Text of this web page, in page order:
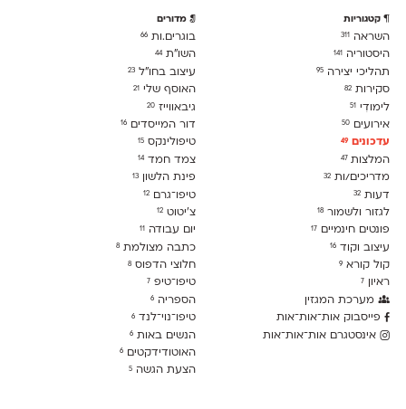
קטגוריות
השראה 311
היסטוריה 141
תהליכי יצירה 95
סקירות 82
לימודִי 51
אירועים 50
עדכונים49
המלצות47
מדריכים/ות 32
דעות 32
לגזור ולשמור 18
פונטים חינמיים 17
עיצוב וקוד 16
קול קורא 9
ראיון 7
מערכת המגזין
פייסבוק אות־אות־אות
אינסטגרם אות־אות־אות
מדורים
בוגרים.ות66
השו״ת44
עיצוב בחו"ל23
האוסף שלי21
גיבאווייז20
דור המייסדים16
טיפולינקס15
צמד חמד14
פינת הלשון13
טיפו־גרם12
צ׳יטוט12
יום עבודה11
כתבה מצולמת8
חלוצי הדפוס8
טיפו־טיפ7
הספריה6
טיפו־נוי־לנד6
הנשים באות6
האוטודידקטים6
הצעת הגשה5